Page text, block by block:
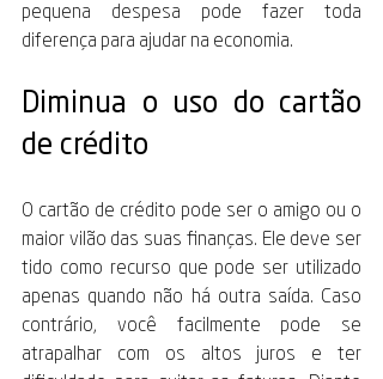
pequena despesa pode fazer toda
diferença para ajudar na economia.
Diminua o uso do cartão
de crédito
O cartão de crédito pode ser o amigo ou o
maior vilão das suas finanças. Ele deve ser
tido como recurso que pode ser utilizado
apenas quando não há outra saída. Caso
contrário, você facilmente pode se
atrapalhar com os altos juros e ter